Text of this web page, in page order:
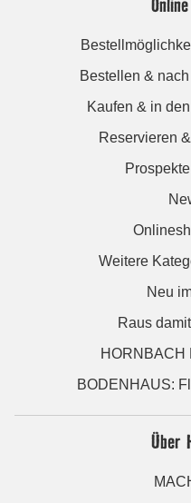
Bestellen &
Kaufen & in
Reservieren
Weitere
Neu
Raus
HORNBACH
BODENHAUS:
Über